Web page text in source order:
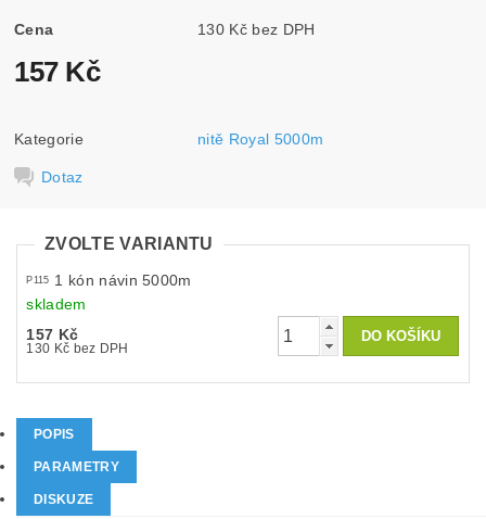
Cena 130 Kč bez DPH
157 Kč
Kategorie nitě Royal 5000m
Dotaz
ZVOLTE VARIANTU
P115 1 kón návin 5000m
skladem
157 Kč
130 Kč bez DPH
POPIS
PARAMETRY
DISKUZE